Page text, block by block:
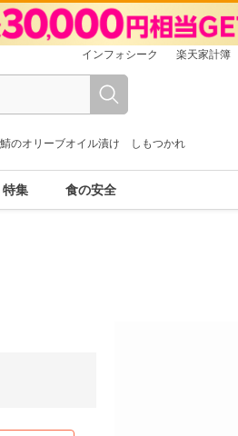
インフォシーク 楽天家計簿
鯖のオリーブオイル漬け しもつかれ
特集 食の安全